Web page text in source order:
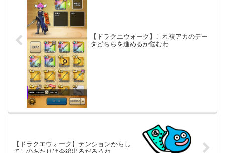
【ドラクエウォーク】これ複アカのデー
タどちらを進めるか悩むわ
【ドラクエウォーク】テンションからし